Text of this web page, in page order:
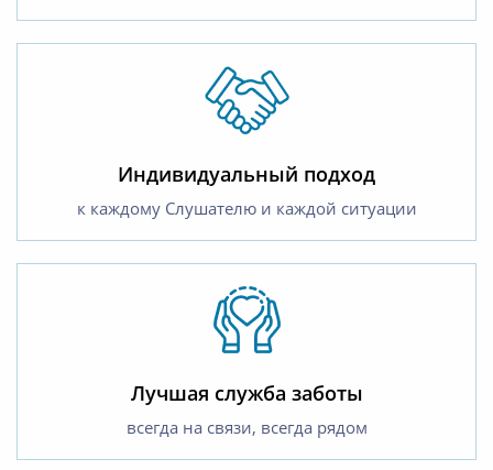
Индивидуальный подход
к каждому Слушателю и каждой ситуации
Лучшая служба заботы
всегда на связи, всегда рядом